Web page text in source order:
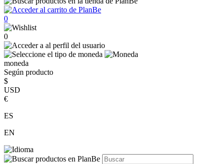
0
0
moneda
Según producto
$
USD
€
ES
EN